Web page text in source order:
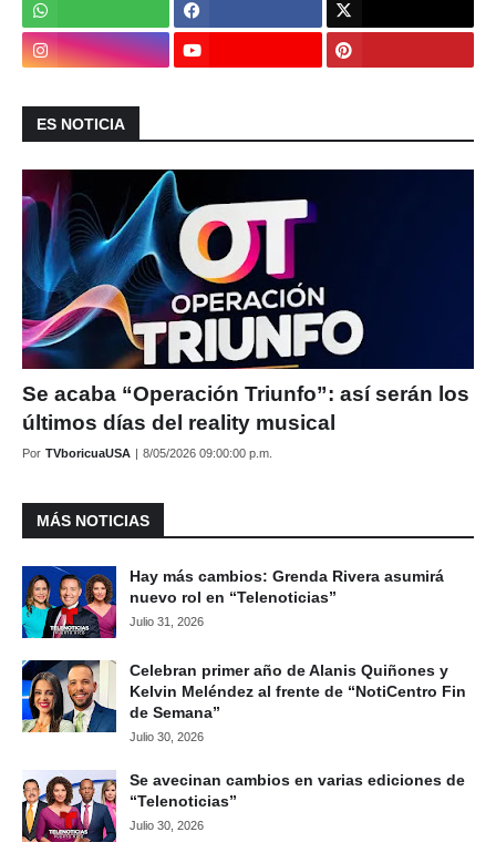
ES NOTICIA
Se acaba “Operación Triunfo”: así serán los
últimos días del reality musical
Por TVboricuaUSA | 8/05/2026 09:00:00 p.m.
MÁS NOTICIAS
Hay más cambios: Grenda Rivera asumirá
nuevo rol en “Telenoticias”
Julio 31, 2026
Celebran primer año de Alanis Quiñones y
Kelvin Meléndez al frente de “NotiCentro Fin
de Semana”
Julio 30, 2026
Se avecinan cambios en varias ediciones de
“Telenoticias”
Julio 30, 2026